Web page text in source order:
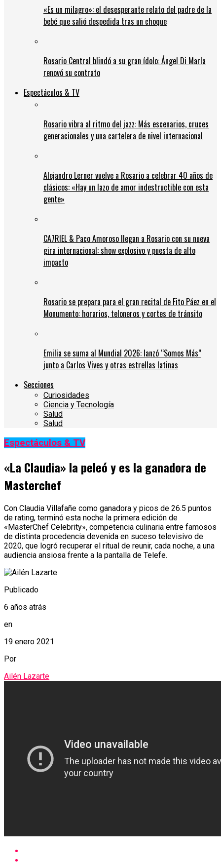
«Es un milagro»: el desesperante relato del padre de la
bebé que salió despedida tras un choque
Rosario Central blindó a su gran ídolo: Ángel Di María
renovó su contrato
Espectáculos & TV
Rosario vibra al ritmo del jazz: Más escenarios, cruces
generacionales y una cartelera de nivel internacional
Alejandro Lerner vuelve a Rosario a celebrar 40 años de
clásicos: «Hay un lazo de amor indestructible con esta
gente»
CA7RIEL & Paco Amoroso llegan a Rosario con su nueva
gira internacional: show explosivo y puesta de alto
impacto
Rosario se prepara para el gran recital de Fito Páez en el
Monumento: horarios, teloneros y cortes de tránsito
Emilia se suma al Mundial 2026: lanzó “Somos Más”
junto a Carlos Vives y otras estrellas latinas
Secciones
Curiosidades
Ciencia y Tecnología
Salud
Salud
Espectáculos & TV
«La Claudia» la peleó y es la ganadora de
Masterchef
Con Claudia Villafañe como ganadora y picos de 26.5 puntos
de rating, terminó esta noche la primera edición de
«MasterChef Celebrity», competencia culinaria entre famosos
de distinta procedencia devenida en suceso televisivo de
2020, que logró recuperar el ritual de reunir, cada noche, a una
audiencia ansiosa frente a la pantalla de Telefe.
Publicado
6 años atrás
en
19 enero 2021
Por
Ailén Lazarte